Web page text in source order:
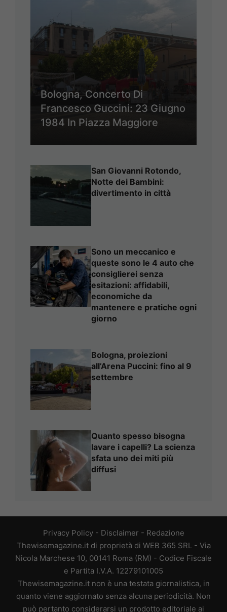
Bologna, Concerto Di
Francesco Guccini: 23 Giugno
1984 In Piazza Maggiore
San Giovanni Rotondo,
Notte dei Bambini:
divertimento in città
Sono un meccanico e
queste sono le 4 auto che
consiglierei senza
esitazioni: affidabili,
economiche da
mantenere e pratiche ogni
giorno
Bologna, proiezioni
all’Arena Puccini: fino al 9
settembre
Quanto spesso bisogna
lavare i capelli? La scienza
sfata uno dei miti più
diffusi
Privacy Policy- Disclaimer - Redazione
Thewisemagazine.it di proprietà di WEB 365 SRL - Via
Nicola Marchese 10, 00141 Roma (RM) - Codice Fiscale
e Partita I.V.A. 12279101005
Thewisemagazine.it non è una testata giornalistica, in
quanto viene aggiornato senza alcuna periodicità. Non
può pertanto considerarsi un prodotto editoriale ai